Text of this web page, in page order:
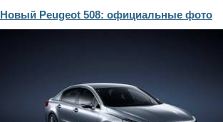
Новый Peugeot 508: официальные фото